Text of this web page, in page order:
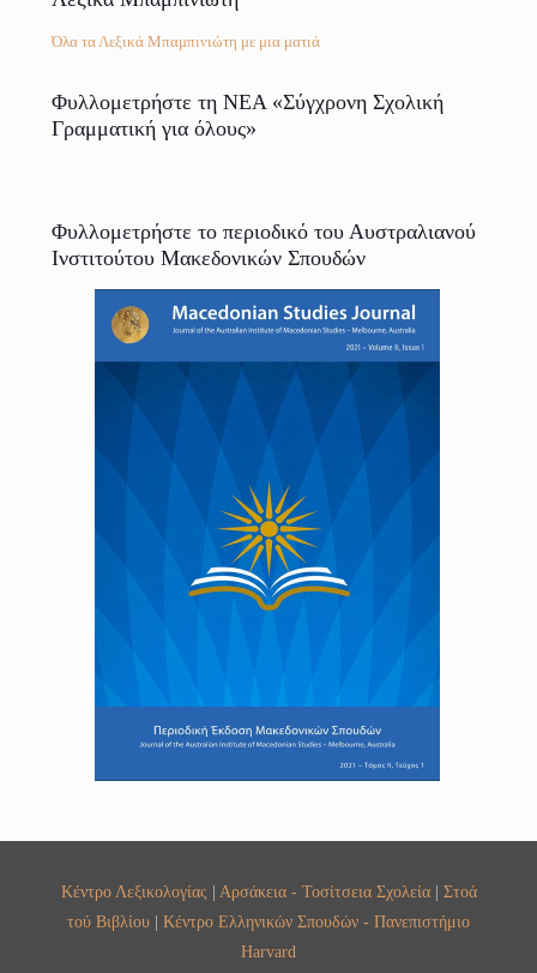
Όλα τα Λεξικά Μπαμπινιώτη με μια ματιά
Φυλλομετρήστε τη ΝΕΑ «Σύγχρονη Σχολική
Γραμματική για όλους»
Φυλλομετρήστε το περιοδικό του Αυστραλιανού
Ινστιτούτου Μακεδονικών Σπουδών
Κέντρο Λεξικολογίας | Αρσάκεια - Τοσίτσεια Σχολεία| Στοά
τού Βιβλίου | Κέντρο Ελληνικών Σπουδών - Πανεπιστήμιο
Harvard